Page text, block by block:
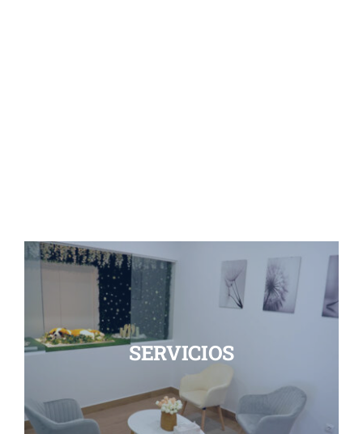
SERVICIOS